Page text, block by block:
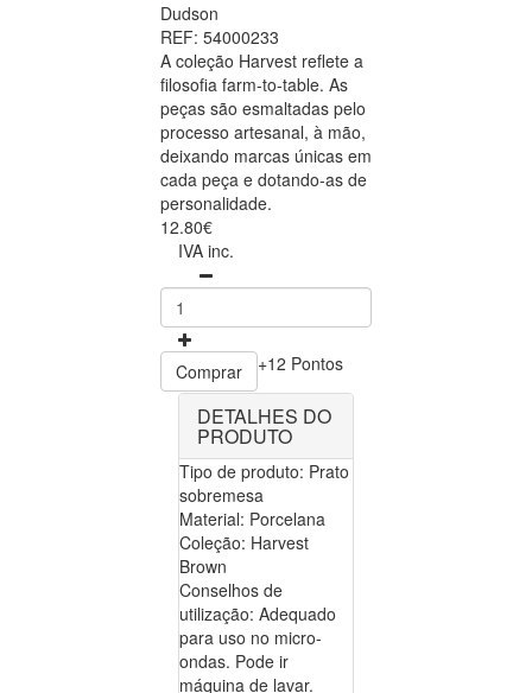
Dudson
REF: 54000233
A coleção Harvest reflete a
filosofia farm-to-table. As
peças são esmaltadas pelo
processo artesanal, à mão,
deixando marcas únicas em
cada peça e dotando-as de
personalidade.
12.80€
IVA inc.
Comprar +12 Pontos
DETALHES DO
PRODUTO
Tipo de produto: Prato
sobremesa
Material: Porcelana
Coleção: Harvest
Brown
Conselhos de
utilização: Adequado
para uso no micro-
ondas. Pode ir
máquina de lavar.